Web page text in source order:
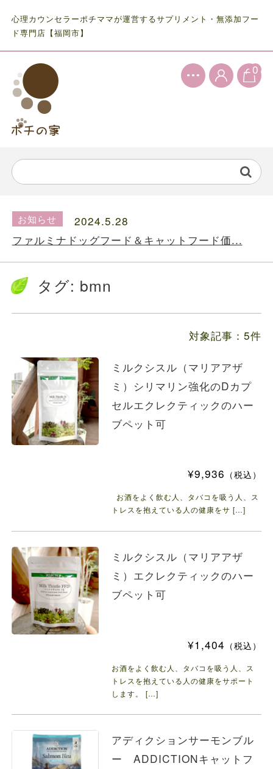
心理カウンセラーポチママが運営するサプリメント・無添加フー
ド専門店【福岡市】
0
ファルミナドッグフード＆キャットフード価...
お知らせ
2024.10.7
お知らせ
2024.5.28
ファルミナドッグフード＆キャットフード価...
2024.10.7
送料の価格変更のお知らせ...
お知らせ
ファルミナドッグフード＆キャットフード価...
タグ: bmn
対象記事：5件
ミルクシスル（マリアアザ
ミ）シリマリン強化のDカプ
セルエクレクティックのハー
ブペット可
¥9,936 （税込）
お酒をよく飲む人、タバコを吸う人、ス
トレスを抱えている人の健康をサ […]
ミルクシスル（マリアアザ
ミ）エクレクティックのハー
ブペット可
¥1,404 （税込）
お酒をよく飲む人、タバコを吸う人、ス
トレスを抱えている人の健康をサポート
します。 […]
アディクションサーモンブル
ー ADDICTIONキャットフ